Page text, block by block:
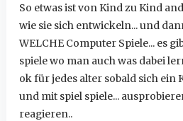
So etwas ist von Kind zu Kind
wie sie sich entwickeln... und
WELCHE Computer Spiele... es
spiele wo man auch was dabei
ok für jedes alter sobald sich ein
und mit spiel spiele...
reagieren..